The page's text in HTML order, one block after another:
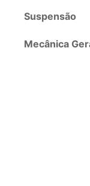
Suspensão
Mecânica